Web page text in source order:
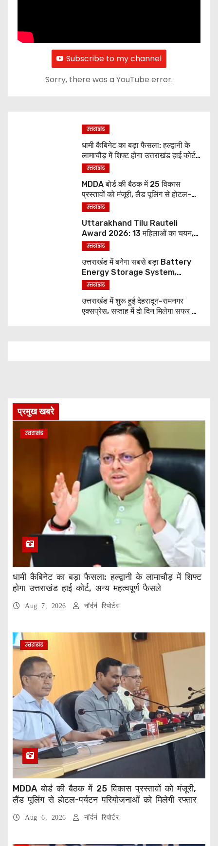
Subscribe to my channel
Sorry, there was a YouTube error.
उत्तराखंड
धामी कैबिनेट का बड़ा फैसला: हल्द्वानी के
लामाचौड़ में शिफ्ट होगा उत्तराखंड हाई कोर्ट,
अन्य महत्वपूर्ण फैसले
उत्तराखंड
MDDA बोर्ड की बैठक में 25 विकास
प्रस्तावों को मंजूरी, लैंड पूलिंग से होटल-
पर्यटन परियोजनाओं को मिलेगी रफ्तार
उत्तराखंड
Uttarakhand Tilu Rauteli
Award 2026: 13 महिलाओं का चयन,
8 अगस्त को सीएम धामी करेंगे सम्मानित
उत्तराखंड
उत्तराखंड में बनेगा सबसे बड़ा Battery
Energy Storage System,
UJVNL लगाएगा 352 करोड़ का प्रोजेक्ट
उत्तराखंड
उत्तराखंड में शुरू हुई देहरादून-रामनगर
एक्सप्रेस, सप्ताह में दो दिन मिलेगा सफर का
प्रमुख खबरे
उत्तराखंड
धामी कैबिनेट का बड़ा फैसला: हल्द्वानी के लामाचौड़ में शिफ्ट
होगा उत्तराखंड हाई कोर्ट, अन्य महत्वपूर्ण फैसले
Aug 7, 2026 नॉर्दर्न रिपोर्टर
उत्तराखंड
MDDA बोर्ड की बैठक में 25 विकास प्रस्तावों को मंजूरी,
लैंड पूलिंग से होटल-पर्यटन परियोजनाओं को मिलेगी रफ्तार
Aug 6, 2026 नॉर्दर्न रिपोर्टर